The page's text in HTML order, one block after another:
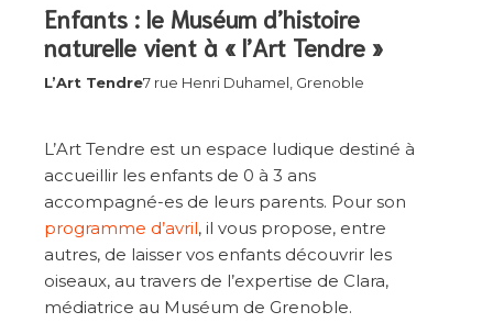
Enfants : le Muséum d’histoire
naturelle vient à « l’Art Tendre »
L’Art Tendre7 rue Henri Duhamel, Grenoble
L’Art Tendre est un espace ludique destiné à
accueillir les enfants de 0 à 3 ans
accompagné-es de leurs parents. Pour son
programme d’avril, il vous propose, entre
autres, de laisser vos enfants découvrir les
oiseaux, au travers de l’expertise de Clara,
médiatrice au Muséum de Grenoble.